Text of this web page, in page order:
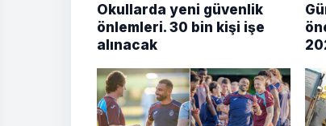
Okullarda yeni güvenlik
önlemleri. 30 bin kişi işe
alınacak